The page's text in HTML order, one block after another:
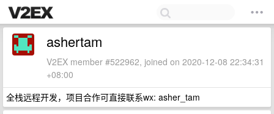
ashertam
V2EX member #522962, joined on 2020-12-08 22:34:31
+08:00
全栈远程开发，项目合作可直接联系wx: asher_tam